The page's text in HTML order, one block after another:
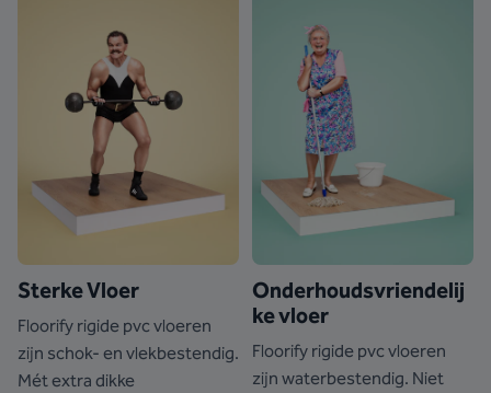
Sterke Vloer
Floorify rigide pvc vloeren
zijn schok- en vlekbestendig.
Mét extra dikke
Onderhoudsvriendelij
ke vloer
Floorify rigide pvc vloeren
zijn waterbestendig. Niet